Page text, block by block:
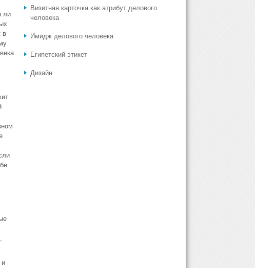
ли
в
и
Визитная карточка как атрибут делового
человека
Имидж делового человека
Египетский этикет
Дизайн